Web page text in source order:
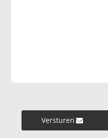
Versturen »